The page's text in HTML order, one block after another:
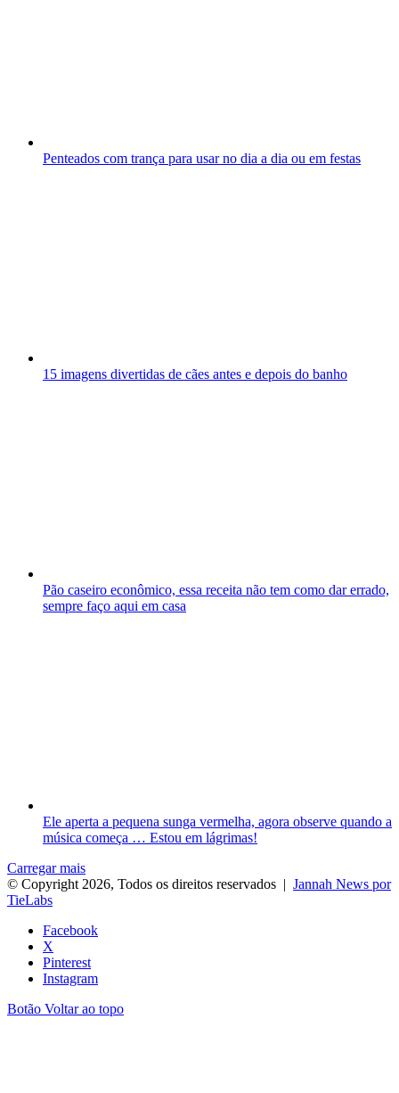
Penteados com trança para usar no dia a dia ou em festas
15 imagens divertidas de cães antes e depois do banho
Pão caseiro econômico, essa receita não tem como dar errado,
sempre faço aqui em casa
Ele aperta a pequena sunga vermelha, agora observe quando a
música começa … Estou em lágrimas!
Carregar mais
© Copyright 2026, Todos os direitos reservados | Jannah News por
TieLabs
Facebook
X
Pinterest
Instagram
Botão Voltar ao topo